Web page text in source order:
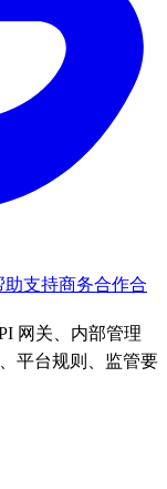
助支持商务合作合
网关、内部管理
平台规则、监管要